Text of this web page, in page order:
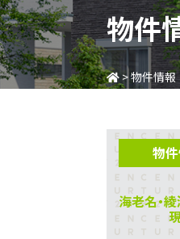
物件
>物件情報
物
海老名・